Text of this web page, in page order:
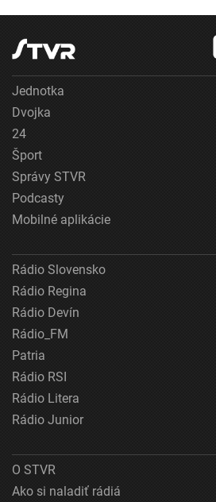
Jednotka
Dvojka
24
Šport
Správy STVR
Podcasty
Mobilné aplikácie
Rádio Slovensko
Rádio Regina
Rádio Devín
Rádio_FM
Patria
Rádio RSI
Rádio Litera
Rádio Junior
O STVR
Ako si naladiť rádiá